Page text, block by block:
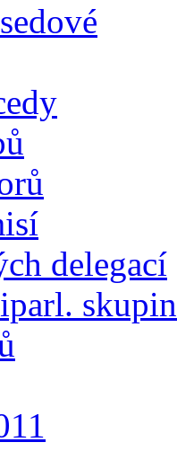
delegací
skupin